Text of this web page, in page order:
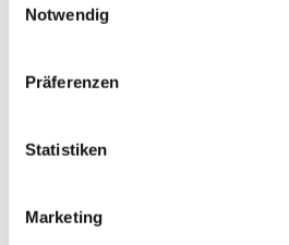
Notwendig
Präferenzen
Statistiken
Marketing